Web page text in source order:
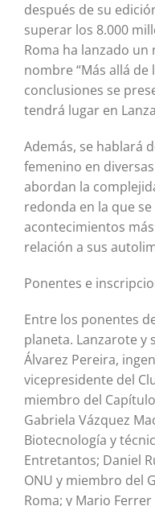
después de su
superar los 8.000
Roma ha lanzado
nombre “Más allá de
conclusiones se
tendrá lugar en
Además, se hablará
femenino en
abordan la
redonda en la que
acontecimientos
relación a sus
Ponentes e
Entre los ponentes
planeta. Lanzarote y
Álvarez Pereira,
vicepresidente del
miembro del
Gabriela Vázquez
Biotecnología y
Entretantos; Daniel
ONU y miembro del
Roma; y Mario